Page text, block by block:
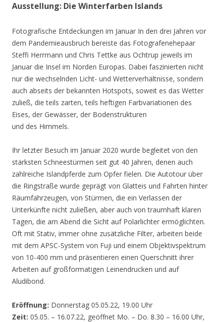
Ausstellung: Die Winterfarben Islands
Fotografische Entdeckungen im Januar In den drei Jahren vor
dem Pandemieausbruch bereiste das Fotografenehepaar
Steffi Herrmann und Chris Tettke aus Ochtrup jeweils im
Januar die Insel im Norden Europas. Dabei faszinierten nicht
nur die wechselnden Licht- und Wetterverhältnisse, sondern
auch abseits der bekannten Hotspots, soweit es das Wetter
zuließ, die teils zarten, teils heftigen Farbvariationen des
Eises, der Gewässer, der Bodenstrukturen
und des Himmels.
Ihr letzter Besuch im Januar 2020 wurde begleitet von den
stärksten Schneestürmen seit gut 40 Jahren, denen auch
zahlreiche Islandpferde zum Opfer fielen. Die Autotour über
die Ringstraße wurde geprägt von Glatteis und Fahrten hinter
Räumfahrzeugen, von Stürmen, die ein Verlassen der
Unterkünfte nicht zuließen, aber auch von traumhaft klaren
Tagen, die am Abend die Sicht auf Polarlichter ermöglichten.
Oft mit Stativ, immer ohne zusätzliche Filter, arbeiten beide
mit dem APSC-System von Fuji und einem Objektivspektrum
von 10-400 mm und präsentieren einen Querschnitt ihrer
Arbeiten auf großformatigen Leinendrucken und auf
Aludibond.
Eröffnung: Donnerstag 05.05.22, 19.00 Uhr
Zeit: 05.05. – 16.07.22, geöffnet Mo. – Do. 8.30 – 16.00 Uhr,